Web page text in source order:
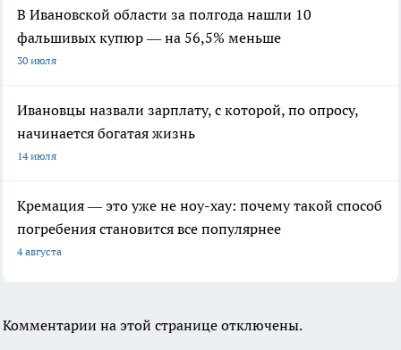
В Ивановской области за полгода нашли 10
фальшивых купюр — на 56,5% меньше
30 июля
Ивановцы назвали зарплату, с которой, по опросу,
начинается богатая жизнь
14 июля
Кремация — это уже не ноу-хау: почему такой способ
погребения становится все популярнее
4 августа
Комментарии на этой странице отключены.